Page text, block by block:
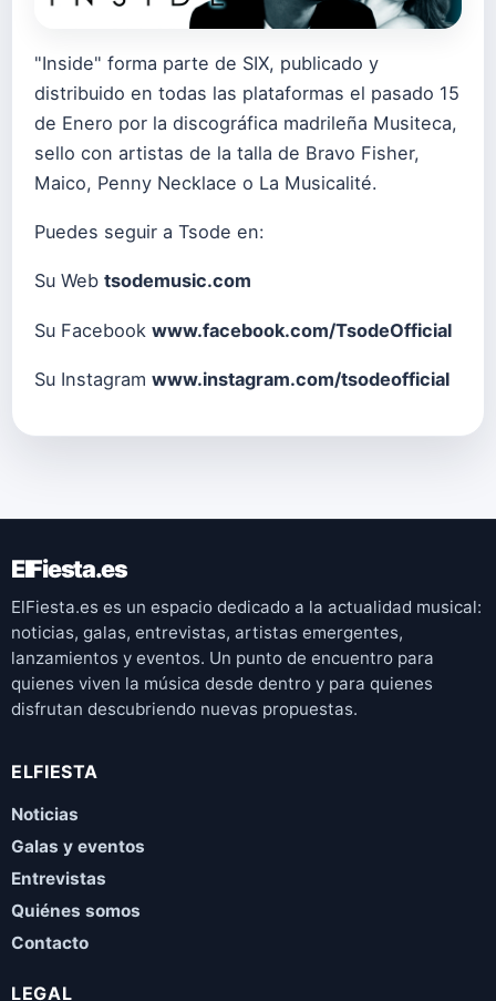
"Inside" forma parte de SIX, publicado y
distribuido en todas las plataformas el pasado 15
de Enero por la discográfica madrileña Musiteca,
sello con artistas de la talla de Bravo Fisher,
Maico, Penny Necklace o La Musicalité.
Puedes seguir a Tsode en:
Su Web tsodemusic.com
Su Facebook www.facebook.com/TsodeOfficial
Su Instagram www.instagram.com/tsodeofficial
ElFiesta.es
ElFiesta.es es un espacio dedicado a la actualidad musical:
noticias, galas, entrevistas, artistas emergentes,
lanzamientos y eventos. Un punto de encuentro para
quienes viven la música desde dentro y para quienes
disfrutan descubriendo nuevas propuestas.
ELFIESTA
Noticias
Galas y eventos
Entrevistas
Quiénes somos
Contacto
LEGAL